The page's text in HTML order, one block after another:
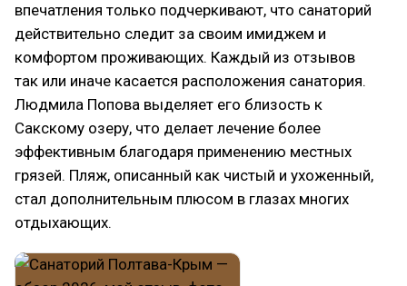
впечатления только подчеркивают, что санаторий
действительно следит за своим имиджем и
комфортом проживающих. Каждый из отзывов
так или иначе касается расположения санатория.
Людмила Попова выделяет его близость к
Сакскому озеру, что делает лечение более
эффективным благодаря применению местных
грязей. Пляж, описанный как чистый и ухоженный,
стал дополнительным плюсом в глазах многих
отдыхающих.